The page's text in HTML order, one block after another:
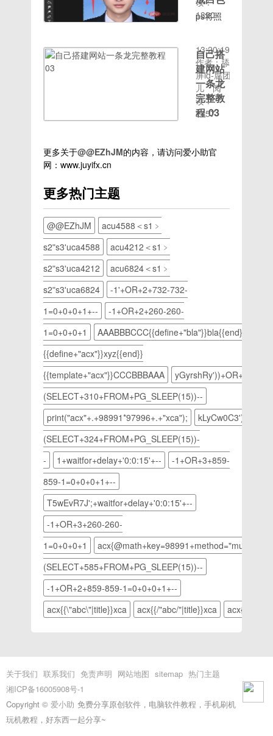
过这种方
式可以免
程。手机
nfc功能
怎么用手
机nfc功
能怎么用
载图
[吐
舌]OK，
程就到这
里
在打开的
击左下角
的”程序
“下面
的”卸载
程序“。
如下图。
序软件窗
的搜索框
软
在这个文
件夹中有
的文件。
把这几个
删除之
后，再打
开之前的
程序开始
正常的安
点击
【Bluetooth】，
设置】。
6、在连
接下方，
把三个选
项都打
钩：【允
设备连接
Bluetooth
后，再点
击【确
牙就打开
了。以上
就是
win7怎
么调出蓝
牙的详细
内容，更
多请关注
到“连
接”，再
置”4、
在“局域
网
（LAN）
设置”窗
口，将自
置勾选，
取消勾
本”（原
请关注
php中文
关文章！
果只剩下
最上方的
可能是隐
藏了，只
要按tab
键即可显
示以上就
是ps左
么办的详
理的图
片。2、
处理的图
片，接着
点击“文
件”选
项。3、
点击“存
选
择“Photoshop（
层”，最
编辑图片
了。以上
如何保存
可以再次
编辑的详
细内容，
更多请关
注php中
文网其它
相关文
章！
ps将照
方法：
1、将证
件照拖入
ps中，
点击“快
速选择工
用鼠标将
按住键盘
色”，然
后点
钮：3、
这时证件
照的背景
颜色就改
成白色
了，然后
将证件照
导出即
详细内
容，更多
请关注
php中文
关文章！
1820
自己搭
建网站
一条龙
完整教
程 03
网站一条
自己搭建
方框里面
分别填写
可以了。
主机记录
www，
记录值填
写服务器
IP地址
（就是前
面xshell
记录@，
样填写服
务器IP地
址。②、
在宝塔面
WordPress1.
宝塔面板
写你的域
图：FTP
时间：
2020-08-
13:20:19
作者：舔
屏id-腐团
儿
阅
读：
2457
更多关于@@EZhJM的内容，请访问爱小助官
网：www.juyifx.cn
更多热门主题
@@EZhJM
acu4588＜s1﹥
s2ʺs3ʹuca4588
acu4212＜s1﹥
s2ʺs3ʹuca4212
acu6824＜s1﹥
s2ʺs3ʹuca6824
-1'+OR+2+732-732-
1=0+0+0+1+--
-1+OR+2+260-260-
1=0+0+0+1
AAABBBCCC{{define+"bla"}}bla{{end}}
{{define+"acx"}}xyz{{end}}
{{template+"acx"}}CCCBBBAAA
yGyrshRy'))+OR+310=
(SELECT+310+FROM+PG_SLEEP(15))--
print("acx"+.+98991*97996+.+"xca");
(SELECT+324+FROM+PG_SLEEP(15))-
-
1+waitfor+delay+'0:0:15'+--
-1+OR+3+859-
859-1=0+0+0+1+--
T5wEvR7J';+waitfor+delay+'0:0:15'+--
-1+OR+3+260-260-
1=0+0+0+1
(SELECT+585+FROM+PG_SLEEP(15))--
-1+OR+2+859-859-1=0+0+0+1+--
acx{{\"abc\"|title}}xca
acx{{/"abc/"|title}}xca
关于我们 联系我们 免责声明 网站地图 sitemap 热门主题
湘ICP备16005908号-1
Copyright © 爱小助 免费分享原创软件，电脑软件教程，手机刷机
玩机教程，好东西一起分享~